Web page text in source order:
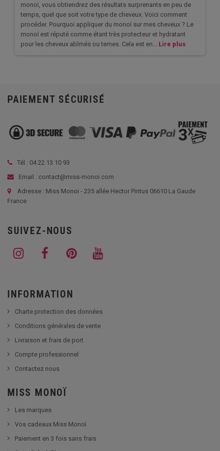
monoï, vous obtiendrez des résultats surprenants en peu de
temps, quel que soit votre type de cheveux. Voici comment
procéder. Pourquoi appliquer du monoï sur mes cheveux ? Le
monoï est réputé comme étant très protecteur et hydratant
pour les cheveux abîmés ou ternes. Cela est en... Lire plus
PAIEMENT SÉCURISÉ
Tél : 04 22 13 10 93
Email : contact@miss-monoi.com
Adresse : Miss Monoi - 235 allée Hector Pintus 06610 La Gaude
France
SUIVEZ-NOUS
INFORMATION
Charte protection des données
Conditions générales de vente
Livraison et frais de port
Compte professionnel
Contactez nous
MISS MONOÏ
Les marques
Vos cadeaux Miss Monoï
Paiement en 3 fois sans frais